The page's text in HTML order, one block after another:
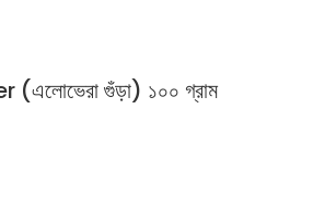
গুঁড়া) ১০০ গ্রাম